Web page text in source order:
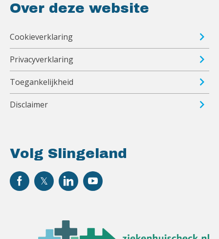
Volg Slingeland
Over deze website
Cookieverklaring
Privacyverklaring
Toegankelijkheid
Disclaimer